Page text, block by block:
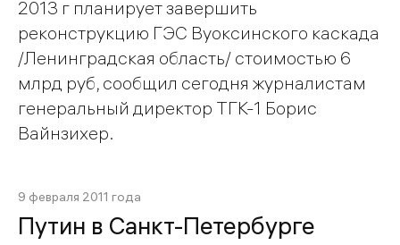
2013 г планирует завершить
реконструкцию ГЭС Вуоксинского каскада
/Ленинградская область/ стоимостью 6
млрд руб, сообщил сегодня журналистам
генеральный директор ТГК-1 Борис
Вайнзихер.
9 февраля 2011 года
Путин в Санкт-Петербурге